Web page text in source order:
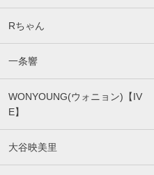
Rちゃん
一条響
WONYOUNG(ウォニョン)【IV
E】
大谷映美里